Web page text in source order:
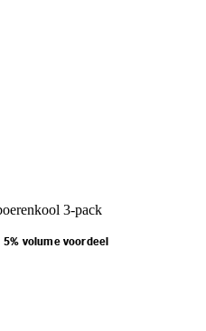
3-pack
5% volume voordeel